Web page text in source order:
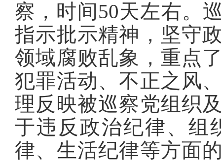
察，时间50天左右。
指示批示精神，坚守
领域腐败乱象，重点
犯罪活动、不正之风
理反映被巡察党组织
于违反政治纪律、组
律、生活纪律等方面